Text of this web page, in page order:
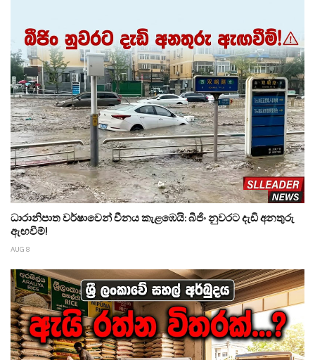
ධාරානිපාත වර්ෂාවෙන් චීනය කැළඹෙයි: බීජිං නුවරට දැඩි අනතුරු
ඇඟවීම්!
AUG 8